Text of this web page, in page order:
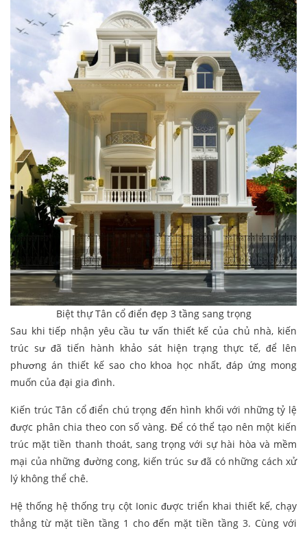
Biệt thự Tân cổ điển đẹp 3 tầng sang trọng
Sau khi tiếp nhận yêu cầu tư vấn thiết kế của chủ nhà, kiến
trúc sư đã tiến hành khảo sát hiện trạng thực tế, để lên
phương án thiết kế sao cho khoa học nhất, đáp ứng mong
muốn của đại gia đình.
Kiến trúc Tân cổ điển chú trọng đến hình khối với những tỷ lệ
được phân chia theo con số vàng. Để có thể tạo nên một kiến
trúc mặt tiền thanh thoát, sang trọng với sự hài hòa và mềm
mại của những đường cong, kiến trúc sư đã có những cách xử
lý không thể chê.
Hệ thống hệ thống trụ cột Ionic được triển khai thiết kế, chạy
thẳng từ mặt tiền tầng 1 cho đến mặt tiền tầng 3. Cùng với